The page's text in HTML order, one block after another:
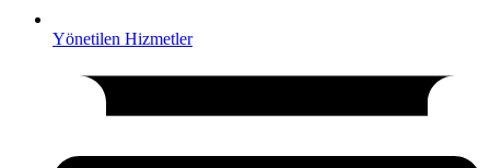
Yönetilen Hizmetler